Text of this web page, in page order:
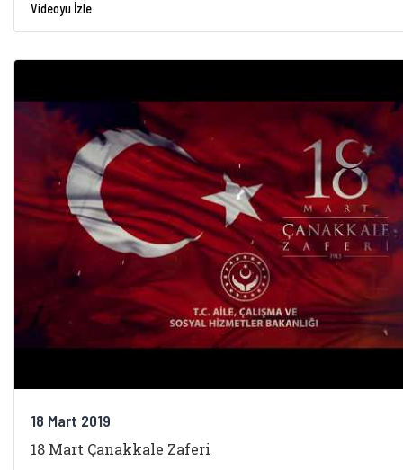
Videoyu İzle
18 Mart 2019
18 Mart Çanakkale Zaferi